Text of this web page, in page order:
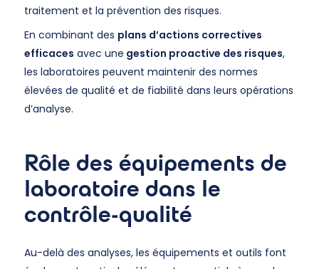
traitement et la prévention des risques.
En combinant des plans d’actions correctives
efficaces avec une gestion proactive des risques,
les laboratoires peuvent maintenir des normes
élevées de qualité et de fiabilité dans leurs opérations
d’analyse.
Rôle des équipements de
laboratoire dans le
contrôle-qualité
Au-delà des analyses, les équipements et outils font